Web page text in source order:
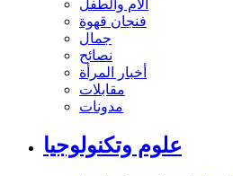
الأم والطفل
فنجان قهوة
جمال
نصائح
أخبار المرأة
مقابلات
مدونات
علوم وتكنولوجيا